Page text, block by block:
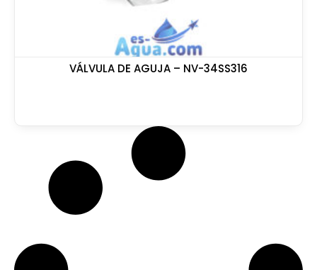
VÁLVULA DE AGUJA – NV-34SS316